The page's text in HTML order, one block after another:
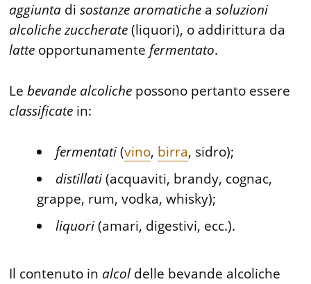
aggiunta disostanze aromatiche asoluzioni
alcoliche zuccherate(liquori), o addirittura da
latte opportunamente fermentato.
Lebevande alcoliche possono pertanto essere
classificate in:
fermentati(vino, birra, sidro);
distillati(acquaviti, brandy, cognac,
grappe, rum, vodka, whisky);
liquori(amari, digestivi, ecc.).
Il contenuto in alcol delle bevande alcoliche